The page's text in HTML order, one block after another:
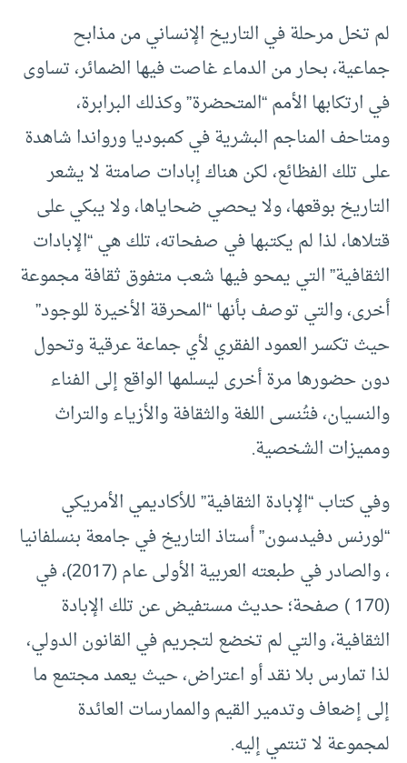
لم تخل مرحلة في التاريخ الإنساني من مذابح
جماعية، بحار من الدماء غاصت فيها الضمائر، تساوى
في ارتكابها الأمم “المتحضرة” وكذلك البرابرة،
ومتاحف المناجم البشرية في كمبوديا ورواندا شاهدة
على تلك الفظائع، لكن هناك إبادات صامتة لا يشعر
التاريخ بوقعها، ولا يحصي ضحاياها، ولا يبكي على
قتلاها، لذا لم يكتبها في صفحاته، تلك هي “الإبادات
الثقافية” التي يمحو فيها شعب متفوق ثقافة مجموعة
أخرى، والتي توصف بأنها “المحرقة الأخيرة للوجود”
حيث تكسر العمود الفقري لأي جماعة عرقية وتحول
دون حضورها مرة أخرى ليسلمها الواقع إلى الفناء
والنسيان، فتُنسى اللغة والثقافة والأزياء والتراث
ومميزات الشخصية.
وفي كتاب “الإبادة الثقافية” للأكاديمي الأمريكي
“لورنس دفيدسون” أستاذ التاريخ في جامعة بنسلفانيا
، والصادر في طبعته العربية الأولى عام (2017)، في
(170 ) صفحة؛ حديث مستفيض عن تلك الإبادة
الثقافية، والتي لم تخضع لتجريم في القانون الدولي،
لذا تمارس بلا نقد أو اعتراض، حيث يعمد مجتمع ما
إلى إضعاف وتدمير القيم والممارسات العائدة
لمجموعة لا تنتمي إليه.